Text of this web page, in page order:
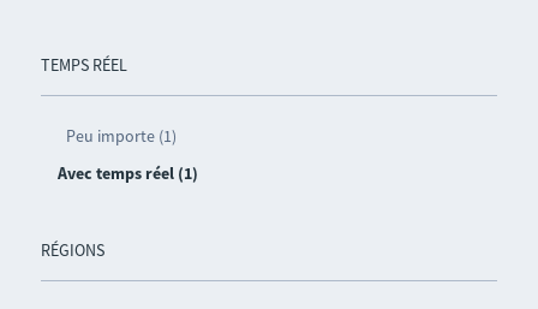
TEMPS RÉEL
Peu importe (1)
Avec temps réel (1)
RÉGIONS